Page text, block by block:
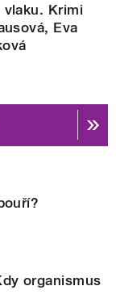
vlaku. Krimi
Eva
organismus